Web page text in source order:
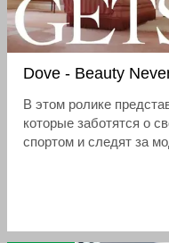
Dove - Beauty
В этом ролике
которые заботятся о
спортом и следят за